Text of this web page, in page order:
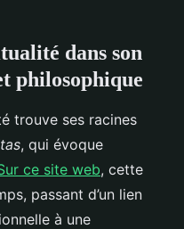
dans son
philosophique
trouve ses racines
, qui évoque
ce site web, cette
passant d’un lien
à une